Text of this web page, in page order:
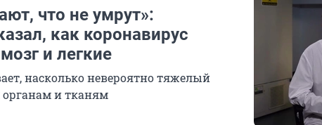
что не умрут»:
как коронавирус
и легкие
насколько невероятно тяжелый
органам и тканям